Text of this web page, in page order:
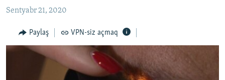
QANUNI DOĞRU
ARAŞDIRMA
MULTIMEDIA
RADIO ARXIV
Sentyabr 21, 2020
Paylaş VPN-siz açmaq